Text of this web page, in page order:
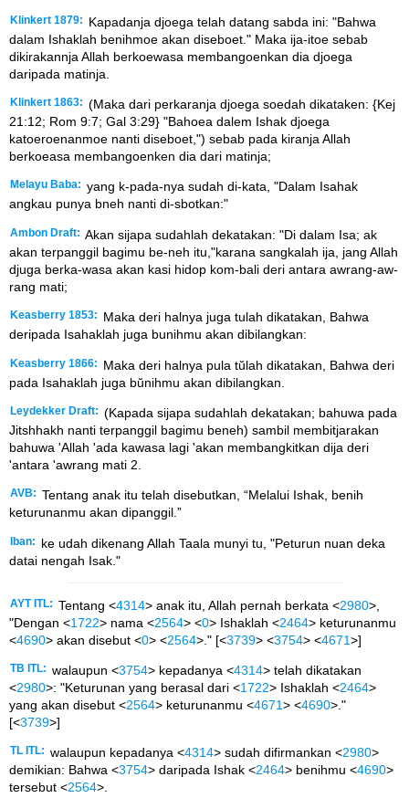
Klinkert 1879:
Kapadanja djoega telah datang sabda ini: "Bahwa
dalam Ishaklah benihmoe akan diseboet." Maka ija-itoe sebab
dikirakannja Allah berkoewasa membangoenkan dia djoega
daripada matinja.
Klinkert 1863: (Maka dari perkaranja djoega soedah dikataken: {Kej
21:12; Rom 9:7; Gal 3:29} "Bahoea dalem Ishak djoega
katoeroenanmoe nanti diseboet,") sebab pada kiranja Allah
berkoeasa membangoenken dia dari matinja;
Melayu Baba: yang k-pada-nya sudah di-kata, "Dalam Isahak
angkau punya bneh nanti di-sbotkan:"
Ambon Draft: Akan sijapa sudahlah dekatakan: "Di dalam Isa; ak
akan terpanggil bagimu be-neh itu,"karana sangkalah ija, jang Allah
djuga berka-wasa akan kasi hidop kom-bali deri antara awrang-aw-
rang mati;
Keasberry 1853:
Maka deri halnya juga tulah dikatakan, Bahwa
deripada Isahaklah juga bunihmu akan dibilangkan:
Keasberry 1866:
Maka deri halnya pula tŭlah dikatakan, Bahwa deri
pada Isahaklah juga bŭnihmu akan dibilangkan.
Leydekker Draft: (Kapada sijapa sudahlah dekatakan; bahuwa pada
Jitshhakh nanti terpanggil bagimu beneh) sambil membitjarakan
bahuwa 'Allah 'ada kawasa lagi 'akan membangkitkan dija deri
'antara 'awrang mati 2.
AVB: Tentang anak itu telah disebutkan, “Melalui Ishak, benih
keturunanmu akan dipanggil.”
Iban:
ke udah dikenang Allah Taala munyi tu, "Peturun nuan deka
datai nengah Isak."
AYT ITL: Tentang <4314> anak itu, Allah pernah berkata <2980>,
"Dengan <1722> nama <2564> <0> Ishaklah <2464> keturunanmu
<4690> akan disebut <0> <2564>." [<3739> <3754> <4671>]
TB ITL: walaupun <3754> kepadanya <4314> telah dikatakan
<2980>: "Keturunan yang berasal dari <1722> Ishaklah <2464>
yang akan disebut <2564> keturunanmu <4671> <4690>."
[<3739>]
TL ITL: walaupun kepadanya <4314> sudah difirmankan <2980>
demikian: Bahwa <3754> daripada Ishak <2464> benihmu <4690>
tersebut <2564>.